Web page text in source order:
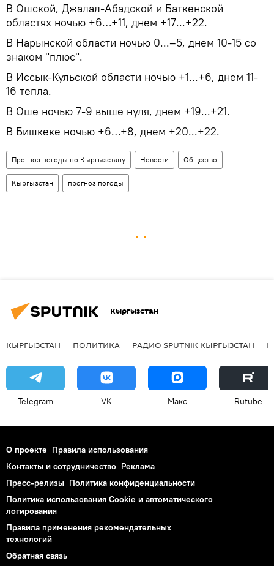
В Ошской, Джалал-Абадской и Баткенской
областях ночью +6…+11, днем +17...+22.
В Нарынской области ночью 0...–5, днем 10-15 со
знаком "плюс".
В Иссык-Кульской области ночью +1...+6, днем 11-
16 тепла.
В Оше ночью 7-9 выше нуля, днем +19...+21.
В Бишкеке ночью +6…+8, днем +20...+22.
Прогноз погоды по Кыргызстану Новости Общество
Кыргызстан прогноз погоды
Кыргызстан
КЫРГЫЗСТАН ПОЛИТИКА РАДИО SPUTNIK КЫРГЫЗСТАН
Telegram VK Макс Rutube
О проекте Правила использования
Контакты и сотрудничество Реклама
Пресс-релизы Политика конфиденциальности
Политика использования Cookie и автоматического
логирования
Правила применения рекомендательных
технологий
Обратная связь